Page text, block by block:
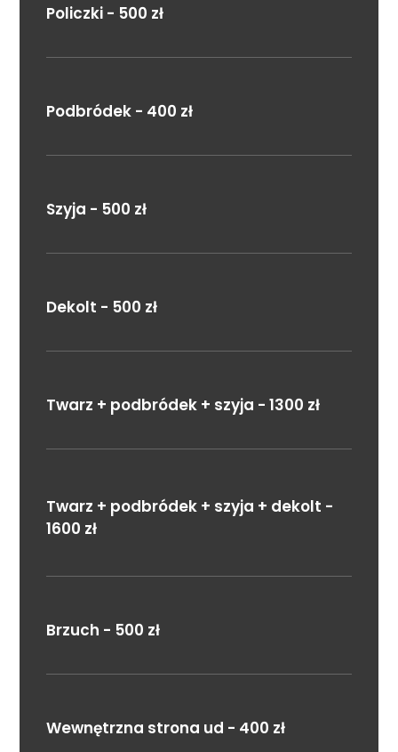
Policzki - 500 zł
Podbródek - 400 zł
Szyja - 500 zł
Dekolt - 500 zł
Twarz + podbródek + szyja - 1300 zł
Twarz + podbródek + szyja + dekolt -
1600 zł
Brzuch - 500 zł
Wewnętrzna strona ud - 400 zł